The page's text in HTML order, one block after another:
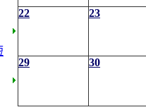
22 23
29 30